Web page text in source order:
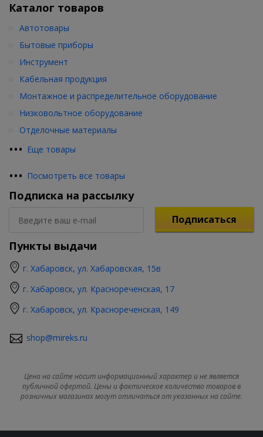
Каталог товаров
••• Еще товары
Автотовары
Бытовые приборы
Инструмент
Кабельная продукция
Монтажное и распределительное оборудование
Низковольтное оборудование
Отделочные материалы
••• Посмотреть все товары
Подписка на рассылку
Подписаться
Пункты выдачи
г. Хабаровск, ул. Хабаровская, 15в
г. Хабаровск, ул. Краснореченская, 17
г. Хабаровск, ул. Краснореченская, 149
shop@mireks.ru
Цена на сайте носит информационный характер и не является
публичной офертой. Цены и фактическое количество товаров в
розничных магазинах могут отличаться от указанных на сайте.